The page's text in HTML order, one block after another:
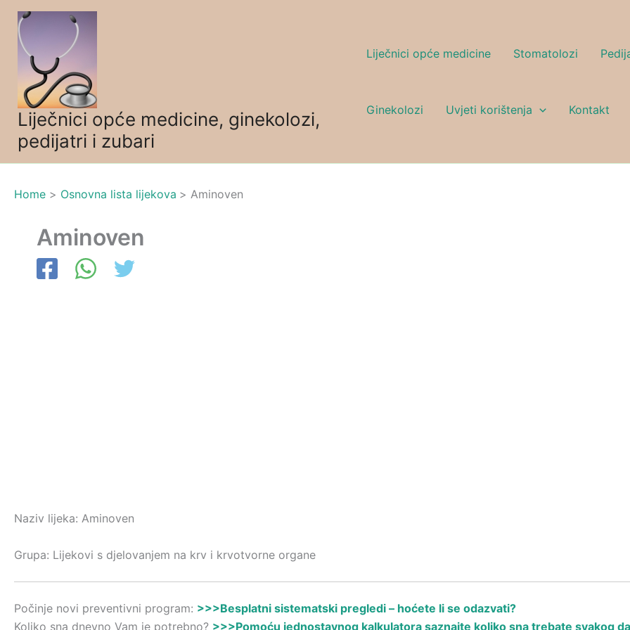
Skip
content
Liječnici opće medicine, ginekolozi,
pedijatri i zubari
Liječnici opće medicine Stomatolozi
Ginekolozi Uvjeti korištenja Kontakt
Home Osnovna lista lijekova Aminoven
Aminoven
Naziv lijeka: Aminoven
Grupa: Lijekovi s djelovanjem na krv i krvotvorne organe
Počinje novi preventivni program: >>>Besplatni sistematski pregledi – hoćete li se odazvati?
Koliko sna dnevno Vam je potrebno? >>>Pomoću jednostavnog kalkulatora saznajte koliko sna trebate svakog